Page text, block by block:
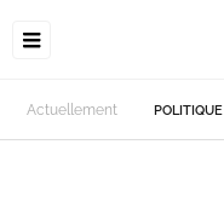
Actuellement POLITIQUE